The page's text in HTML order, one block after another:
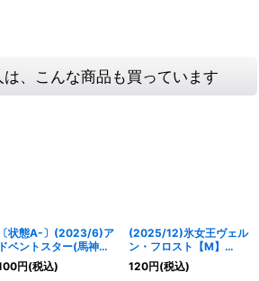
、こんな商品も買っています
〔状態A-〕(2023/6)ア
ドベントスター(馬神弾
イラスト/サーガブレイ
ヴ)【R】{BS50-085}
円(税込)
(2025/12)氷女王ヴェル
ン・フロスト【M】
{BSC47-RV004}《白》
120円(税込)